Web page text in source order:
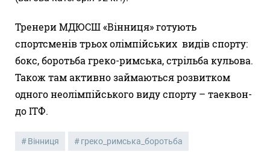
Тренери МДЮСШ «Вінниця» готують
спортсменів трьох олімпійських видів спорту:
бокс, боротьба греко-римська, стрільба кульова.
Також там активно займаються розвитком
одного неолімпійського виду спорту – таеквон-
до ІТФ.
Вінниця греко_римська_боротьба